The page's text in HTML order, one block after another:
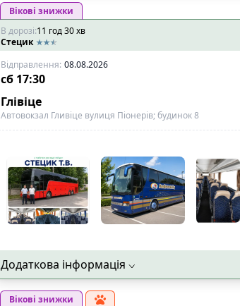
Вікові знижки
В дорозі:11 год30хв
Стецик
Відправлення: 08.08.2026
сб 17:30
Глівіце
Автовокзал Гливіце вулиця Піонерів; будинок 8
Додаткова інформація
Вікові знижки